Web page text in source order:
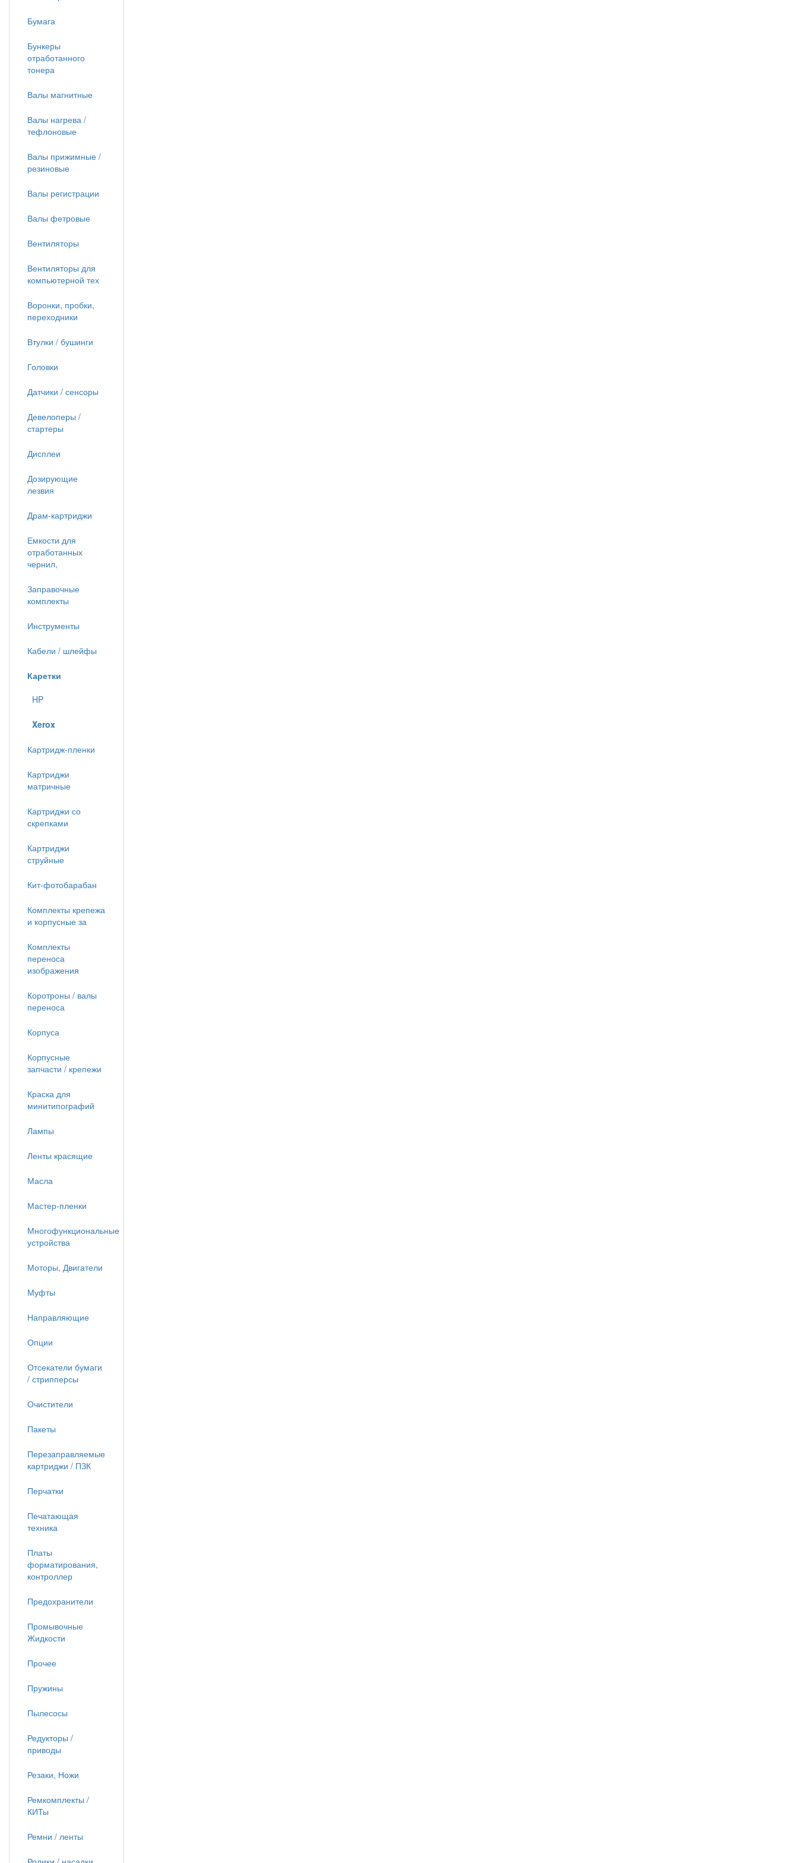
Бумага
Бункеры
отработанного
тонера
Валы магнитные
Валы нагрева /
тефлоновые
Валы прижимные /
резиновые
Валы регистрации
Валы фетровые
Вентиляторы
Вентиляторы для
компьютерной тех
Воронки, пробки,
переходники
Втулки / бушинги
Головки
Датчики / сенсоры
Девелоперы /
стартеры
Дисплеи
Дозирующие
лезвия
Драм-картриджи
Емкости для
отработанных
чернил,
Заправочные
комплекты
Инструменты
Кабели / шлейфы
Каретки
HP
Xerox
Картридж-пленки
Картриджи
матричные
Картриджи со
скрепками
Картриджи
струйные
Кит-фотобарабан
Комплекты крепежа
и корпусные за
Комплекты
переноса
изображения
Коротроны / валы
переноса
Корпуса
Корпусные
запчасти / крепежи
Краска для
минитипографий
Лампы
Ленты красящие
Масла
Мастер-пленки
Многофункциональные
устройства
Моторы, Двигатели
Муфты
Направляющие
Опции
Отсекатели бумаги
/ стрипперсы
Очистители
Пакеты
Перезаправляемые
картриджи / ПЗК
Перчатки
Печатающая
техника
Платы
форматирования,
контроллер
Предохранители
Промывочные
Жидкости
Прочее
Пружины
Пылесосы
Редукторы /
приводы
Резаки, Ножи
Ремкомплекты /
КИТы
Ремни / ленты